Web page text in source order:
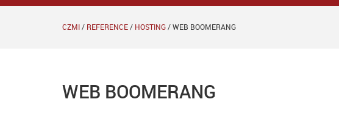
CZMI/ REFERENCE/ HOSTING/WEB BOOMERANG
WEB BOOMERANG